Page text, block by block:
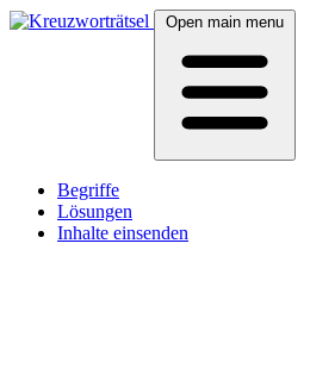
Open main menu
Begriffe
Lösungen
Inhalte einsenden